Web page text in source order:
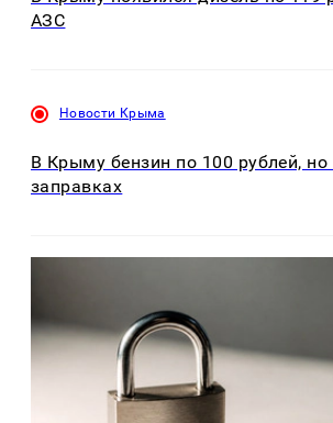
АЗС
Новости Крыма
В Крыму бензин по 100 рублей, но
заправках